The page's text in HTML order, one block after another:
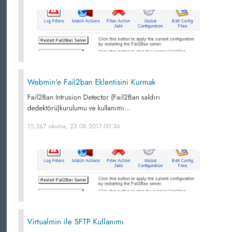
Webmin'e Fail2ban Eklentisini Kurmak
Fail2Ban Intrusion Detector (Fail2Ban saldırı
dedektörü)kurulumu ve kullanımı...
15,367 okuma, 23.08.2017 00:36
Virtualmin ile SFTP Kullanımı